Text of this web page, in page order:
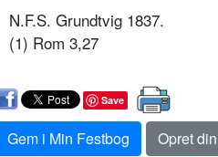
N.F.S. Grundtvig 1837.
(1) Rom 3,27
Save
Gem i Min Festbog
Opret